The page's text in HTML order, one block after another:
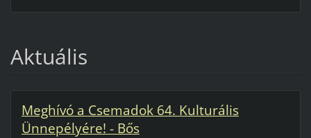
Aktuális
Meghívó a Csemadok 64. Kulturális
Ünnepélyére! - Bős